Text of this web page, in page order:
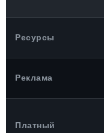
Ресурсы
Реклама
Платный